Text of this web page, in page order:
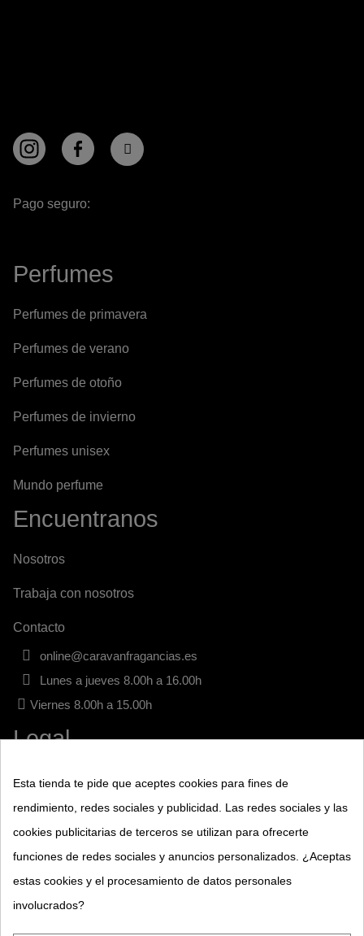
Pago seguro:
Perfumes
Perfumes de primavera
Perfumes de verano
Perfumes de otoño
Perfumes de invierno
Perfumes unisex
Mundo perfume
Encuentranos
Nosotros
Trabaja con nosotros
Contacto
online@caravanfragancias.es
Lunes a jueves 8.00h a 16.00h
Viernes 8.00h a 15.00h
Legal
Aviso legal
Términos y condiciones
Política de Cookies
Esta tienda te pide que aceptes cookies para fines de
rendimiento, redes sociales y publicidad. Las redes sociales y las
cookies publicitarias de terceros se utilizan para ofrecerte
funciones de redes sociales y anuncios personalizados. ¿Aceptas
estas cookies y el procesamiento de datos personales
involucrados?